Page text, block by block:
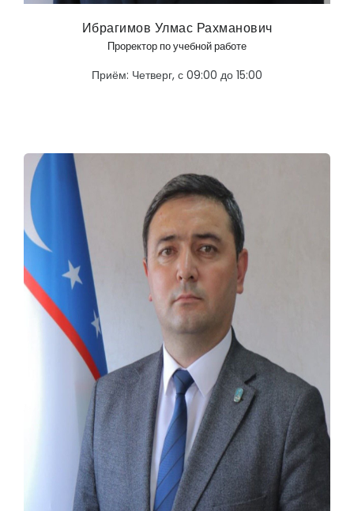
Ибрагимов Улмас Рахманович
Проректор по учебной работе
Приём: Четверг, с 09:00 до 15:00